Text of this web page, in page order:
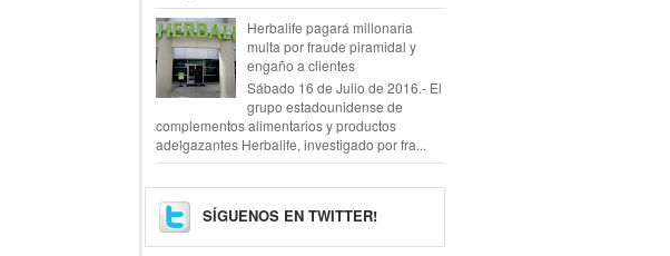
Herbalife pagará millonaria
multa por fraude piramidal y
engaño a clientes
Sábado 16 de Julio de 2016.- El
grupo estadounidense de
complementos alimentarios y productos
adelgazantes Herbalife, investigado por fra...
SÍGUENOS EN TWITTER!